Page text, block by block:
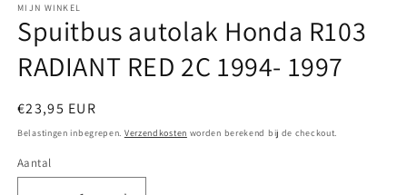
openen
in
modaal
MIJN WINKEL
Spuitbus autolak Honda R103
RADIANT RED 2C 1994- 1997
Normale
prijs
€23,95 EUR
Belastingen inbegrepen. Verzendkosten worden berekend bij de checkout.
Aantal